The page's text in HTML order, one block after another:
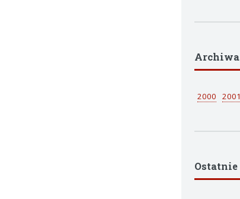
Archiwa
2000 2001
Ostatnie